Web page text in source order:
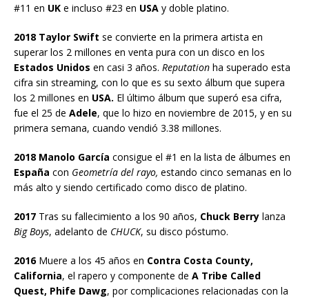
#11 en UK e incluso #23 en USA y doble platino.
2018 Taylor Swift se convierte en la primera artista en
superar los 2 millones en venta pura con un disco en los
Estados Unidos en casi 3 años. Reputation ha superado esta
cifra sin streaming, con lo que es su sexto álbum que supera
los 2 millones en USA. El último álbum que superó esa cifra,
fue el 25 de Adele, que lo hizo en noviembre de 2015, y en su
primera semana, cuando vendió 3.38 millones.
2018 Manolo García consigue el #1 en la lista de álbumes en
España con Geometría del rayo, estando cinco semanas en lo
más alto y siendo certificado como disco de platino.
2017 Tras su fallecimiento a los 90 años, Chuck Berry lanza
Big Boys, adelanto de CHUCK, su disco póstumo.
2016Muere a los 45 años en Contra Costa County,
California, el rapero y componente de A Tribe Called
Quest, Phife Dawg, por complicaciones relacionadas con la